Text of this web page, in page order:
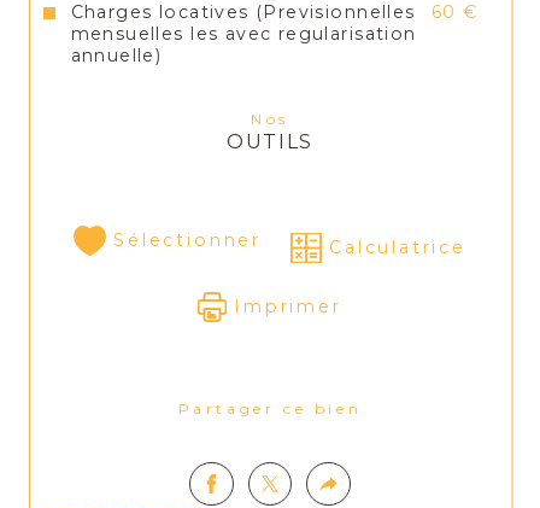
Charges locatives (Previsionnelles
mensuelles les avec regularisation
annuelle)
60 €
Nos
OUTILS
Sélectionner Calculatrice
Imprimer
Partager ce bien